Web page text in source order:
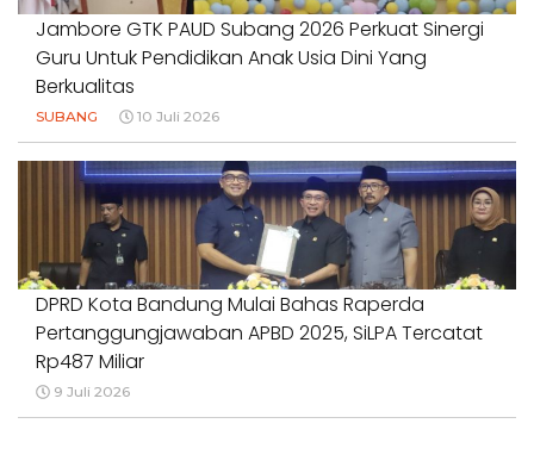
Jambore GTK PAUD Subang 2026 Perkuat Sinergi
Guru Untuk Pendidikan Anak Usia Dini Yang
Berkualitas
SUBANG 10 Juli 2026
DPRD Kota Bandung Mulai Bahas Raperda
Pertanggungjawaban APBD 2025, SiLPA Tercatat
Rp487 Miliar
9 Juli 2026